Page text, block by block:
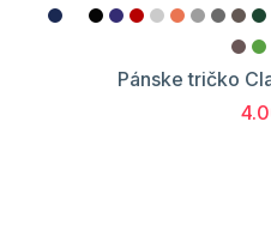
Pánske tričko